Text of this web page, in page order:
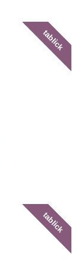
tablick
tablick